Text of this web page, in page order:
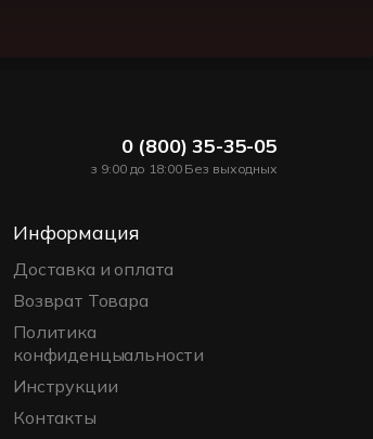
0 (800) 35-35-05
з 9:00 до 18:00 Без выходных
Информация
Доставка и оплата
Возврат Товара
Политика
конфиденцыальности
Инструкции
Контакты